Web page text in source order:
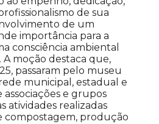
de sua
de um
importância para a
consciência ambiental
moção destaca que,
passaram pelo museu
municipal, estadual e
associações e grupos
atividades realizadas
compostagem, produção